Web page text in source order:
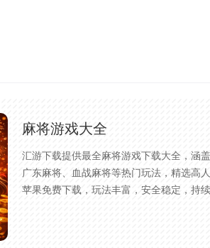
麻将游戏大全
汇游下载提供最全麻将游戏下载大全，涵
广东麻将、血战麻将等热门玩法，精选高
苹果免费下载，玩法丰富，安全稳定，持续